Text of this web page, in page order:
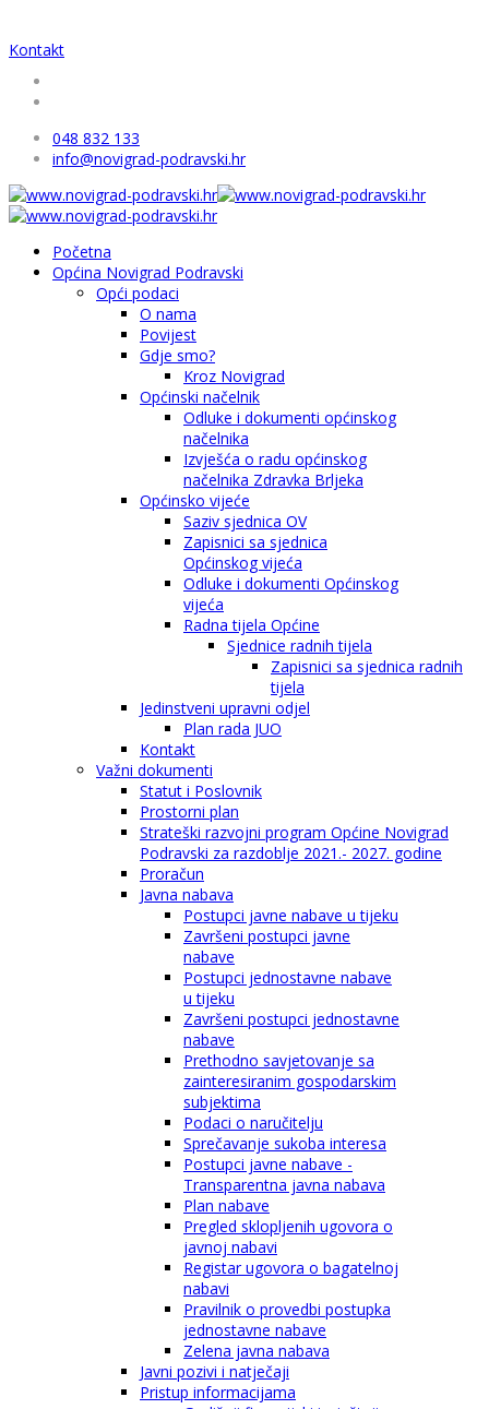
Kontakt
048 832 133
info@novigrad-podravski.hr
Početna
Općina Novigrad Podravski
Opći podaci
O nama
Povijest
Gdje smo?
Kroz Novigrad
Općinski načelnik
Odluke i dokumenti općinskog
načelnika
Izvješća o radu općinskog
načelnika Zdravka Brljeka
Općinsko vijeće
Saziv sjednica OV
Zapisnici sa sjednica
Općinskog vijeća
Odluke i dokumenti Općinskog
vijeća
Radna tijela Općine
Sjednice radnih tijela
Zapisnici sa sjednica radnih
tijela
Jedinstveni upravni odjel
Plan rada JUO
Kontakt
Važni dokumenti
Statut i Poslovnik
Prostorni plan
Strateški razvojni program Općine Novigrad
Podravski za razdoblje 2021.- 2027. godine
Proračun
Javna nabava
Postupci javne nabave u tijeku
Završeni postupci javne
nabave
Postupci jednostavne nabave
u tijeku
Završeni postupci jednostavne
nabave
Prethodno savjetovanje sa
zainteresiranim gospodarskim
subjektima
Podaci o naručitelju
Sprečavanje sukoba interesa
Postupci javne nabave -
Transparentna javna nabava
Plan nabave
Pregled sklopljenih ugovora o
javnoj nabavi
Registar ugovora o bagatelnoj
nabavi
Pravilnik o provedbi postupka
jednostavne nabave
Zelena javna nabava
Javni pozivi i natječaji
Pristup informacijama